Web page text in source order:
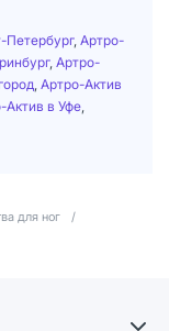
Петербург, Артро-
, Артро-
Артро-Актив
Актив в Уфе
для ног
/